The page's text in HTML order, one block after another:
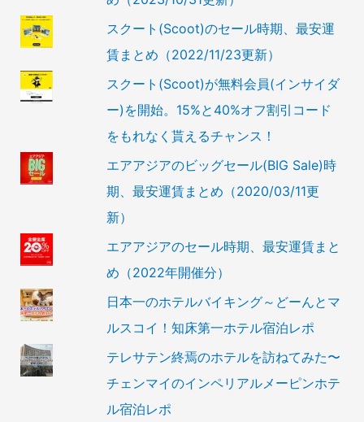
スクート(Scoot)のセール時期、最安運
賃まとめ（2022/11/23更新）
スクート(Scoot)が無料会員(インサイダ
ー)を開始。15%と40%オフ割引コード
をもれなく貰えるチャンス！
エアアジアのビッグセール(BIG Sale)時
期、最安運賃まとめ（2020/03/11更
新）
エアアジアのセール時期、最安運賃まと
め（2022年開催分）
日本一のホテルバイキング～どーんとマ
ルスコイ！知床第一ホテル宿泊レポ
テレサテン終焉のホテルを訪ねてみた〜
チェンマイのインペリアルメーピンホテ
ル宿泊レポ